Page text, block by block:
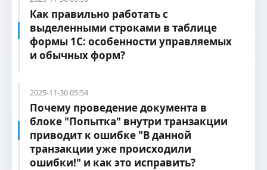
Как правильно работать с
выделенными строками в таблице
формы 1С: особенности управляемых
и обычных форм?
2025-11-30 05:54
Почему проведение документа в
блоке "Попытка" внутри транзакции
приводит к ошибке "В данной
транзакции уже происходили
ошибки!" и как это исправить?